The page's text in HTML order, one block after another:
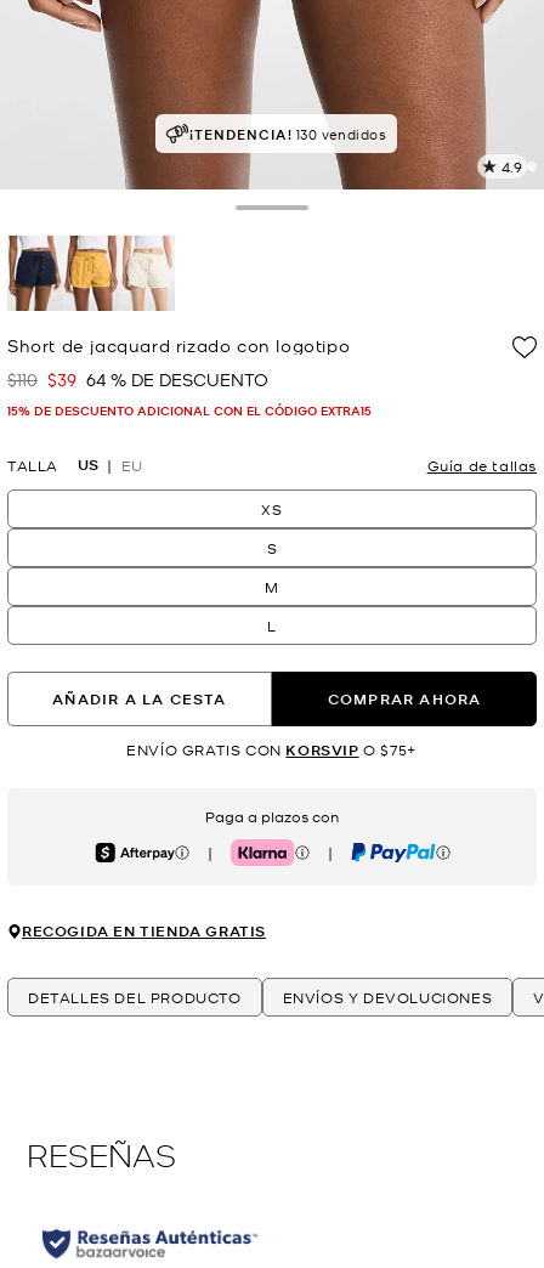
MEJOR VALORADOel 90% le da 5 estrellas
¡TENDENCIA! 130 vendidos
4.9
Short de jacquard rizado con logotipo
Era
$110 Ahora
$39 64 % DE DESCUENTO
15% DE DESCUENTO ADICIONAL CON EL CÓDIGO EXTRA15
TALLA US EU Guía de tallas
XS
S
M
L
AÑADIR A LA CESTA COMPRAR AHORA
ENVÍO GRATIS CON KORSVIP O $75+
Paga a plazos con
Afterpay | Klarna | PayPal
RECOGIDA EN TIENDA GRATIS
DETALLES DEL PRODUCTO ENVÍOS Y DEVOLUCIONES